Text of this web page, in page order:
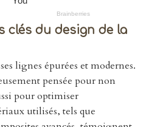
clés du design de la
lignes épurées et modernes.
pensée pour non
pour optimiser
utilisés, tels que